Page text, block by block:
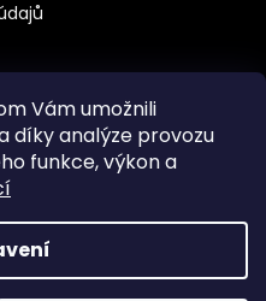
Vám umožnili
díky analýze provozu
funkce, výkon a